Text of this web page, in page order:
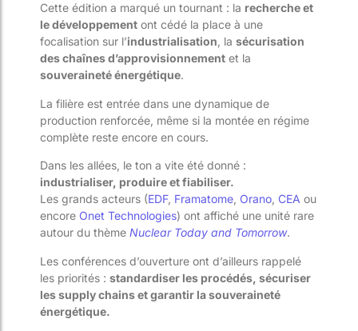
Cette édition a marqué un tournant : la recherche et
le développement ont cédé la place à une
focalisation sur l’industrialisation , la sécurisation
des chaînes d’approvisionnement et la
souveraineté énergétique.
La filière est entrée dans une dynamique de
production renforcée, même si la montée en régime
complète reste encore en cours.
Dans les allées, le ton a vite été donné :
industrialiser, produire et fiabiliser.
Les grands acteurs (EDF, Framatome Orano CEA ou
encore Onet Technologies) ont affiché une unité rare
autour du thème Nuclear Today and Tomorrow.
Les conférences d’ouverture ont d’ailleurs rappelé
les priorités : standardiser les procédés, sécuriser
les supply chains et garantir la souveraineté
énergétique.